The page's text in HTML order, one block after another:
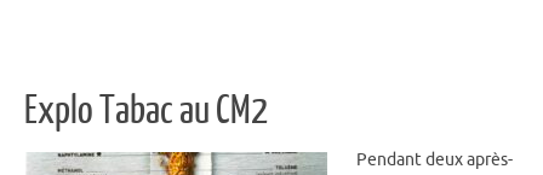
Explo Tabac au CM2
Pendant deux après-